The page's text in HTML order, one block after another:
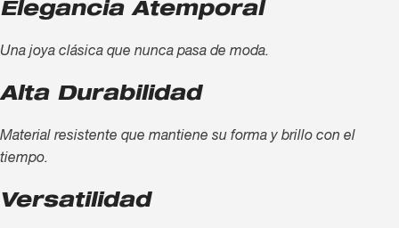
Elegancia Atemporal
Una joya clásica que nunca pasa de moda.
Alta Durabilidad
Material resistente que mantiene su forma y brillo con el
tiempo.
Versatilidad